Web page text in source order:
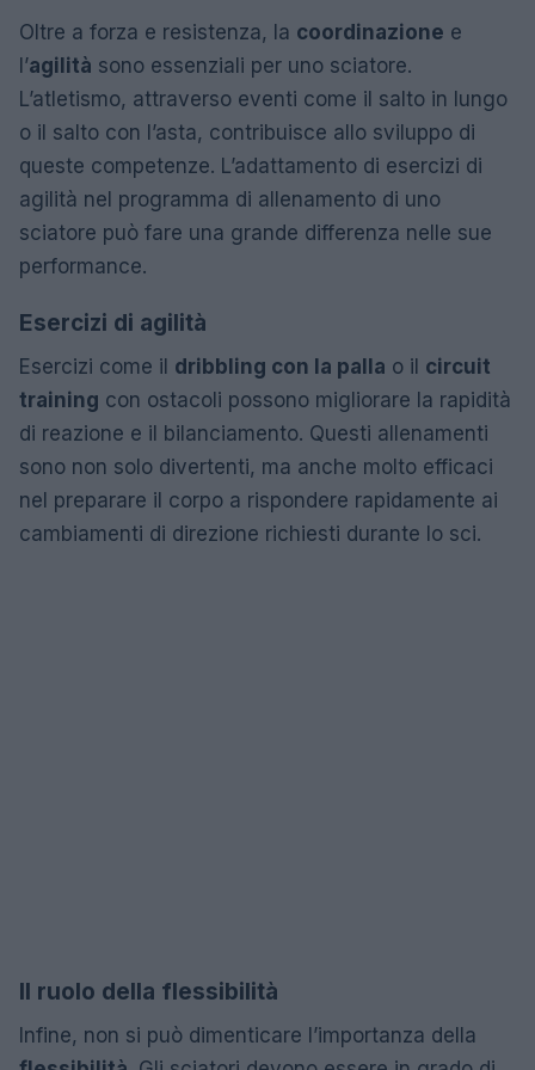
Oltre a forza e resistenza, la coordinazione e
l’agilità sono essenziali per uno sciatore.
L’atletismo, attraverso eventi come il salto in lungo
o il salto con l’asta, contribuisce allo sviluppo di
queste competenze. L’adattamento di esercizi di
agilità nel programma di allenamento di uno
sciatore può fare una grande differenza nelle sue
performance.
Esercizi di agilità
Esercizi come il dribbling con la palla o il circuit
training con ostacoli possono migliorare la rapidità
di reazione e il bilanciamento. Questi allenamenti
sono non solo divertenti, ma anche molto efficaci
nel preparare il corpo a rispondere rapidamente ai
cambiamenti di direzione richiesti durante lo sci.
Il ruolo della flessibilità
Infine, non si può dimenticare l’importanza della